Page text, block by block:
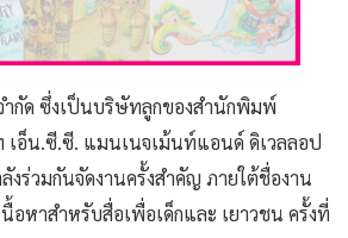
กัด ซึ่งเป็นบริษัทลูกของสำนักพิมพ์
อ็น.ซี.ซี. แมนเนจเม้นท์แอนด์ ดิเวลลอป
งร่วมกันจัดงานครั้งสำคัญ ภายใต้ชื่องาน
อหาสำหรับสื่อเพื่อเด็กและ เยาวชน ครั้งที่